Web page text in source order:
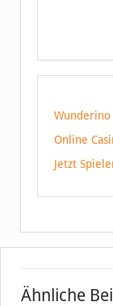
Wunderino
Online
Jetzt
Ähnliche